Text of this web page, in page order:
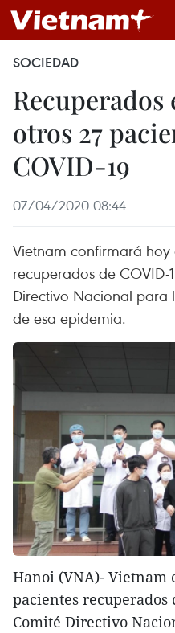
SOCIEDAD
Recuperados
otros 27
COVID-19
07/04/2020 08:44
Vietnam confirmará hoy
recuperados de COVID-
Directivo Nacional para
de esa epidemia.
Hanoi (VNA)- Vietnam
pacientes recuperados
Comité Directivo